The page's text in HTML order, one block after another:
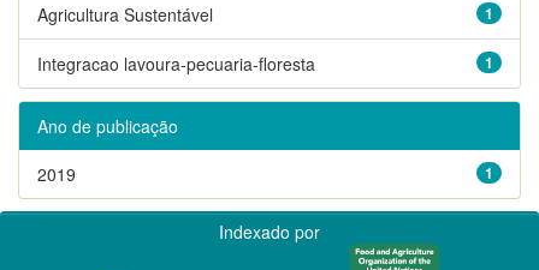
1
Agricultura Sustentável
1
Integracao lavoura-pecuaria-floresta
Ano de publicação
1
2019
Indexado por